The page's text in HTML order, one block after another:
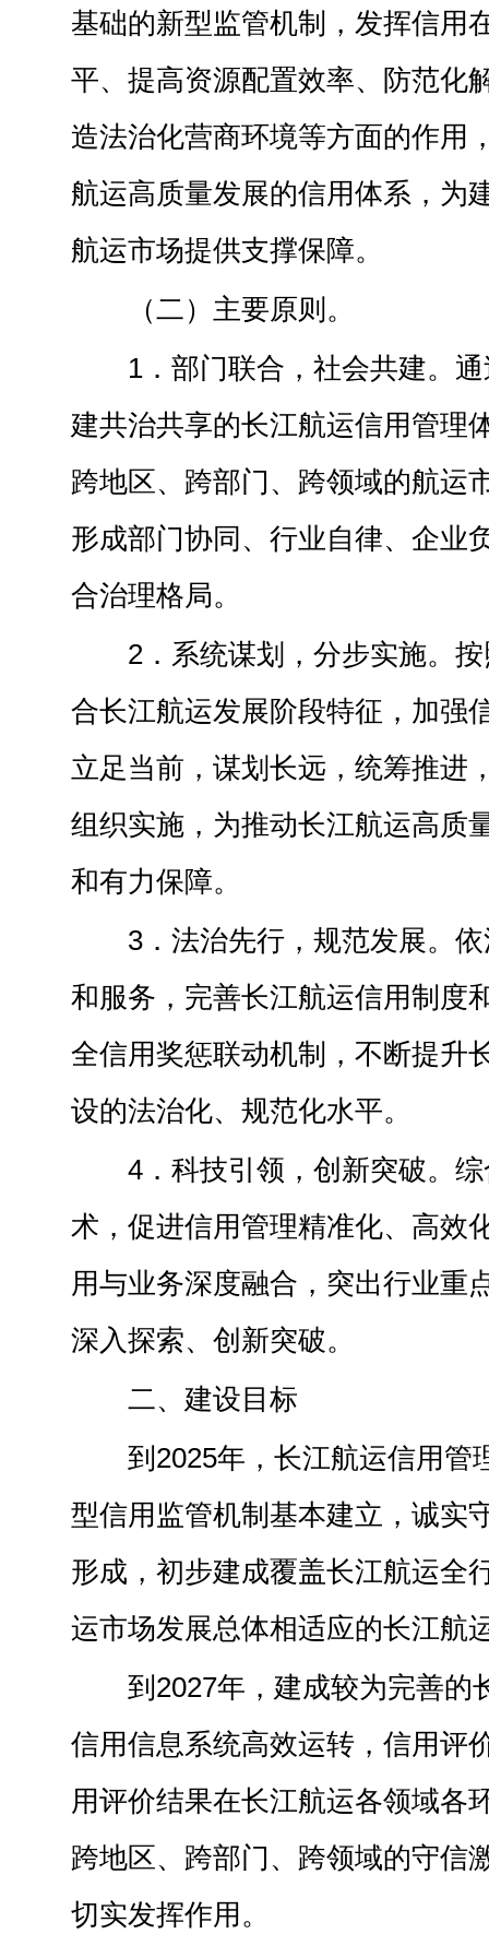
基础的新型监管机制，发挥信用
平、提高资源配置效率、防范化
造法治化营商环境等方面的作用
航运高质量发展的信用体系，为
航运市场提供支撑保障。
（二）主要原则。
1．部门联合，社会共建。
建共治共享的长江航运信用管理
跨地区、跨部门、跨领域的航运
形成部门协同、行业自律、企业
合治理格局。
2．系统谋划，分步实施。
合长江航运发展阶段特征，加强
立足当前，谋划长远，统筹推进
组织实施，为推动长江航运高质
和有力保障。
3．法治先行，规范发展。
和服务，完善长江航运信用制度
全信用奖惩联动机制，不断提升
设的法治化、规范化水平。
4．科技引领，创新突破。
术，促进信用管理精准化、高效
用与业务深度融合，突出行业重
深入探索、创新突破。
二、建设目标
到2025年，长江航运信用管
型信用监管机制基本建立，诚实
形成，初步建成覆盖长江航运全
运市场发展总体相适应的长江航
到2027年，建成较为完善的
信用信息系统高效运转，信用评
用评价结果在长江航运各领域各
跨地区、跨部门、跨领域的守信
切实发挥作用。